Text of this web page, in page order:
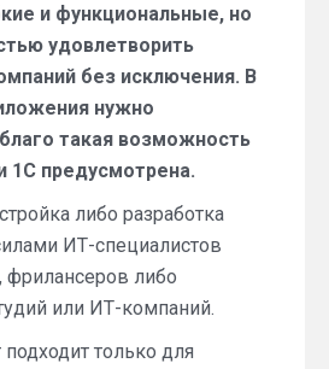
и функциональные, но
удовлетворить
без исключения. В
нужно
такая возможность
1С предусмотрена.
либо разработка
ИТ-специалистов
либо
или ИТ-компаний.
только для